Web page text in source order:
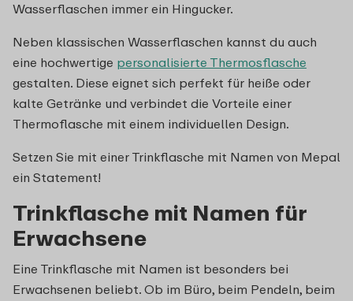
Wasserflaschen immer ein Hingucker.
Neben klassischen Wasserflaschen kannst du auch
eine hochwertige personalisierte Thermosflasche
gestalten. Diese eignet sich perfekt für heiße oder
kalte Getränke und verbindet die Vorteile einer
Thermoflasche mit einem individuellen Design.
Setzen Sie mit einer Trinkflasche mit Namen von Mepal
ein Statement!
Trinkflasche mit Namen für
Erwachsene
Eine Trinkflasche mit Namen ist besonders bei
Erwachsenen beliebt. Ob im Büro, beim Pendeln, beim